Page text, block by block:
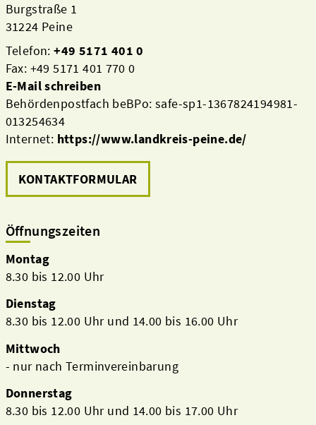
Burgstraße 1
31224 Peine
Telefon:+49 5171 401 0
Fax: +49 5171 401 770 0
E-Mail schreiben
Behördenpostfach beBPo: safe-sp1-1367824194981-
013254634
Internet: https://www.landkreis-peine.de/
KONTAKTFORMULAR
Öffnungszeiten
Montag
8.30 bis 12.00 Uhr
Dienstag
8.30 bis 12.00 Uhr und 14.00 bis 16.00 Uhr
Mittwoch
- nur nach Terminvereinbarung
Donnerstag
8.30 bis 12.00 Uhr und 14.00 bis 17.00 Uhr